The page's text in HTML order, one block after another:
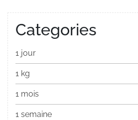
Categories
1 jour
1 kg
1 mois
1 semaine